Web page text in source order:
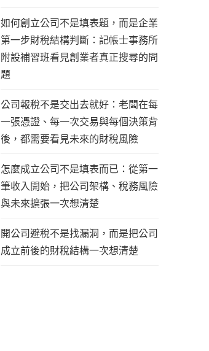
如何創立公司不是填表題，而是企業
第一步財稅結構判斷：記帳士事務所
附設補習班看見創業者真正搜尋的問
題
公司報稅不是交出去就好：老闆在每
一張憑證、每一次交易與每個決策背
後，都需要看見未來的財稅風險
怎麼成立公司不是填表而已：從第一
筆收入開始，把公司架構、稅務風險
與未來擴張一次想清楚
開公司避稅不是找漏洞，而是把公司
成立前後的財稅結構一次想清楚